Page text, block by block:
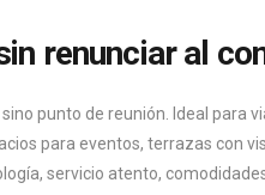
renunciar al
punto de reunión. Ideal para
para eventos, terrazas con
servicio atento,